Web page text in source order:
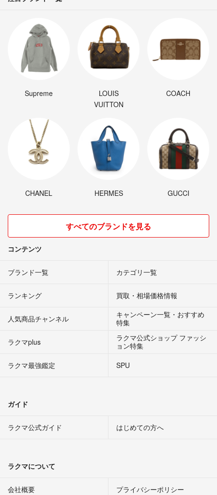
Supreme
LOUIS
VUITTON
COACH
CHANEL HERMES GUCCI
すべてのブランドを見る
コンテンツ
ブランド一覧 カテゴリ一覧
ランキング 買取・相場価格情報
人気商品チャンネル
キャンペーン一覧・おすすめ
特集
ラクマplus
ラクマ公式ショップ ファッシ
ョン特集
ラクマ最強鑑定
SPU
ガイド
ラクマ公式ガイド はじめての方へ
ラクマについて
会社概要 プライバシーポリシー